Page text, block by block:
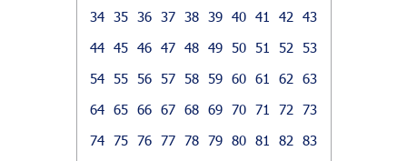
34 35 36 37 38 39 40 41 42
43
44 45 46 47 48 49 50 51 52
53
54 55 56 57 58 59 60 61 62
63
64 65 66 67 68 69 70 71 72
73
74 75 76 77 78 79 80 81 82
83